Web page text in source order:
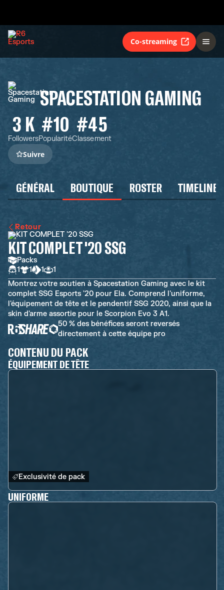
Co-streaming
SPACESTATION GAMING
3 K
Followers
#10
Popularité
#45
Classement
Suivre
GÉNÉRAL BOUTIQUE ROSTER TIMELINE
Retour
KIT COMPLET '20 SSG
Packs
1
1 1
1
Montrez votre soutien à Spacestation Gaming avec le kit
complet SSG Esports '20 pour Ela. Comprend l'uniforme,
l'équipement de tête et le pendentif SSG 2020, ainsi que la
skin d'arme assortie pour le Scorpion Evo 3 A1.
50 % des bénéfices seront reversés
directement à cette équipe pro
CONTENU DU PACK
ÉQUIPEMENT DE TÊTE
Exclusivité de pack
UNIFORME